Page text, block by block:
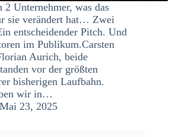
2 Unternehmer, was das
sie verändert hat… Zwei
entscheidender Pitch. Und
im Publikum.Carsten
Aurich, beide
vor der größten
bisherigen Laufbahn.
wir in…
Mai 23, 2025